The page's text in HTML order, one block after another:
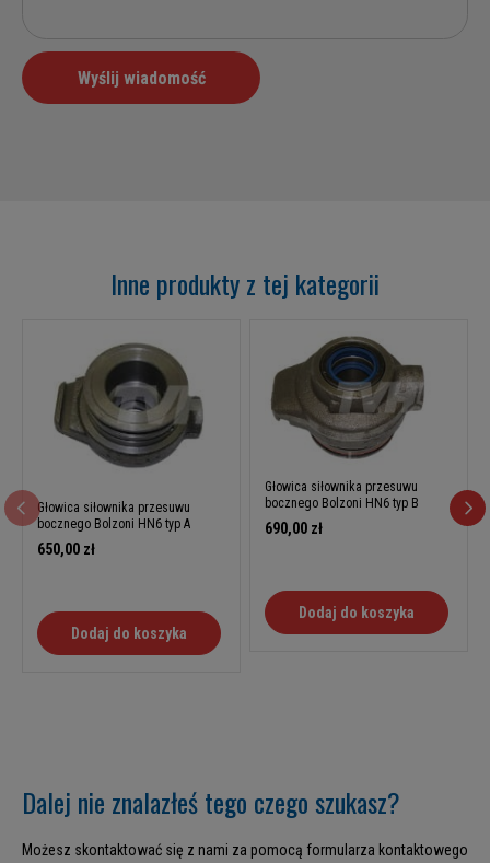
Inne produkty z tej kategorii
Głowica siłownika przesuwu
bocznego Bolzoni HN6 typ A
650,00 zł
Dodaj do koszyka
Głowica siłownika przesuwu
bocznego Bolzoni HN6 typ B
690,00 zł
Dodaj do koszyka
Dalej nie znalazłeś tego czego szukasz?
Możesz skontaktować się z nami za pomocą formularza kontaktowego